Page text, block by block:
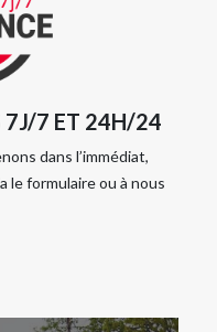
7J/7 ET 24H/24
dans l’immédiat,
le formulaire ou à nous